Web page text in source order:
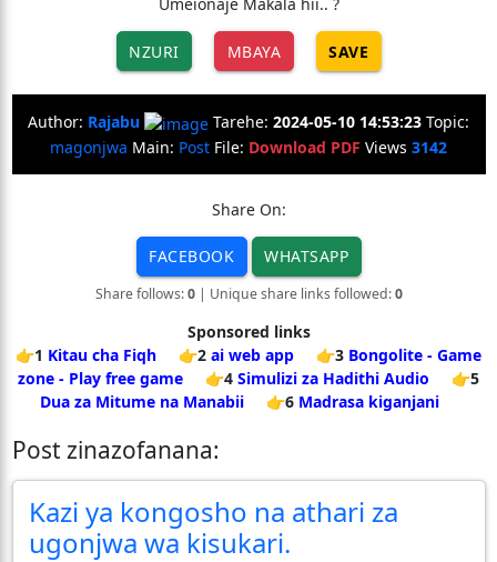
NZURI MBAYA SAVE
Author: Rajabu Tarehe: 2024-05-10 14:53:23 Topic:
magonjwa Main: Post File: Download PDF Views 3142
Share On:
FACEBOOK WHATSAPP
Share follows:0| Unique share links followed:0
Sponsored links
👉1 Kitau cha Fiqh 👉2 ai web app 👉3 Bongolite - Game
zone - Play free game
👉4 Simulizi za Hadithi Audio
👉5
Dua za Mitume na Manabii
👉6 Madrasa kiganjani
Post zinazofanana:
Kazi ya kongosho na athari za
ugonjwa wa kisukari.